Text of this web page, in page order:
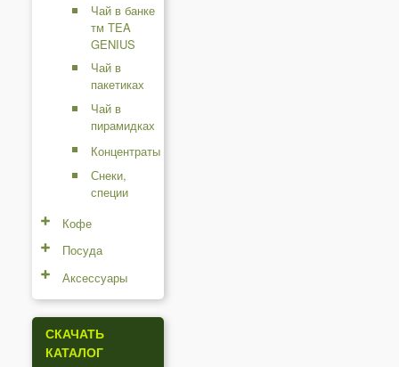
Чай в банке
тм TEA
GENIUS
Чай в
пакетиках
Чай в
пирамидках
Концентраты
Снеки,
специи
Кофе
Посуда
Аксессуары
СКАЧАТЬ
КАТАЛОГ